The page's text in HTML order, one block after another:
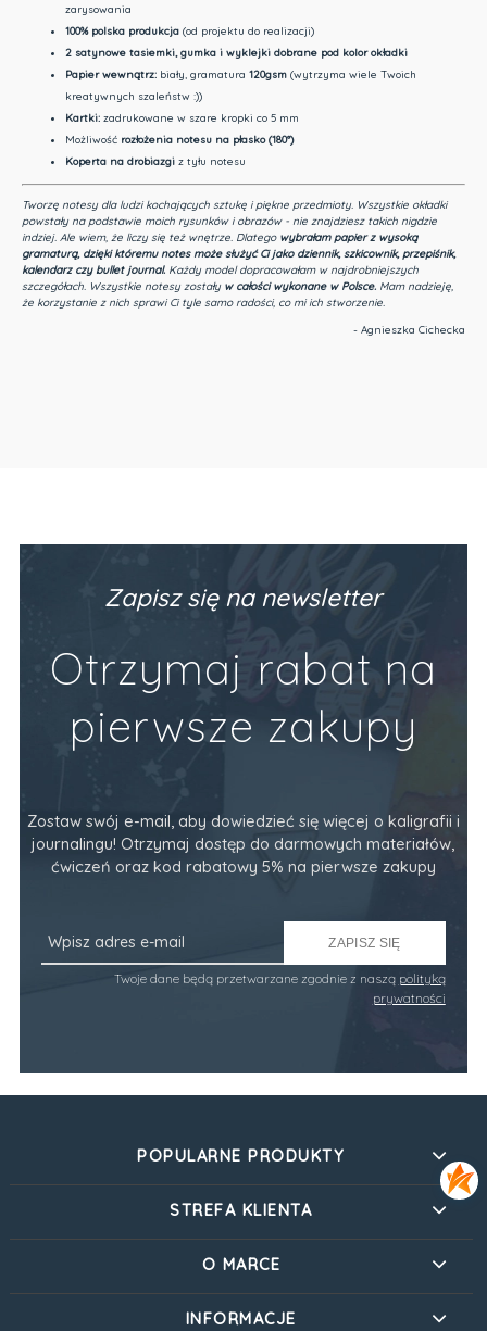
zarysowania
100% polska produkcja(od projektu do realizacji)
2 satynowe tasiemki, gumka i wyklejki dobrane pod kolor okładki
Papier wewnątrz: biały, gramatura 120gsm (wytrzyma wiele Twoich
kreatywnych szaleństw :))
Kartki:zadrukowane w szare kropki co 5 mm
Możliwość rozłożenia notesu na płasko (180°)
Koperta na drobiazgiz tyłu notesu
Tworzę notesy dla ludzi kochających sztukę i piękne przedmioty. Wszystkie okładki
powstały na podstawie moich rysunków i obrazów - nie znajdziesz takich nigdzie
indziej. Ale wiem, że liczy się też wnętrze. Dlatego wybrałam papier z wysoką
gramaturą, dzięki któremu notes może służyć Ci jako dziennik, szkicownik, przepiśnik,
kalendarz czy bullet journal. Każdy model dopracowałam w najdrobniejszych
szczegółach. Wszystkie notesy zostały w całości wykonane w Polsce.Mam nadzieję,
że korzystanie z nich sprawi Ci tyle samo radości, co mi ich stworzenie.
- Agnieszka Cichecka
Zapisz się na newsletter
Otrzymaj rabat na
pierwsze zakupy
Zostaw swój e-mail, aby dowiedzieć się więcej o kaligrafii i
journalingu! Otrzymaj dostęp do darmowych materiałów,
ćwiczeń oraz kod rabatowy 5% na pierwsze zakupy
ZAPISZ SIĘ
Twoje dane będą przetwarzane zgodnie z naszą polityką
prywatności
POPULARNE PRODUKTY
STREFA KLIENTA
O MARCE
INFORMACJE